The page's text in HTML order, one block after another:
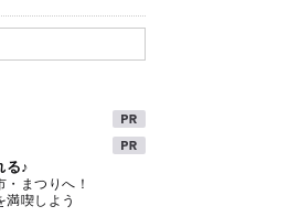
る♪
まつりへ！
満喫しよう